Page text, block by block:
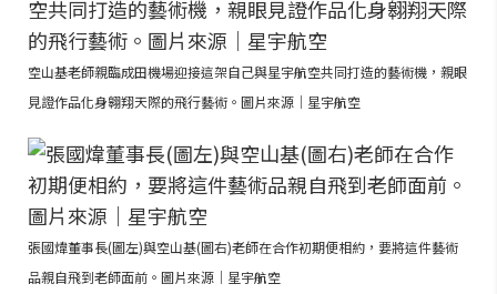
空山基老師親臨成田機場迎接這架自己與星宇航空共同打造的藝術機，親眼
見證作品化身翱翔天際的飛行藝術。圖片來源｜星宇航空
張國煒董事長(圖左)與空山基(圖右)老師在合作初期便相約，要將這件藝術
品親自飛到老師面前。圖片來源｜星宇航空